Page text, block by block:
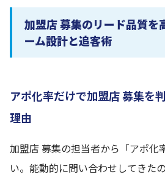
加盟店 募集のリード品質を
ーム設計と追客術
アポ化率だけで加盟店 募集を
理由
加盟店 募集の担当者から「アポ化
い。能動的に問い合わせしてきた